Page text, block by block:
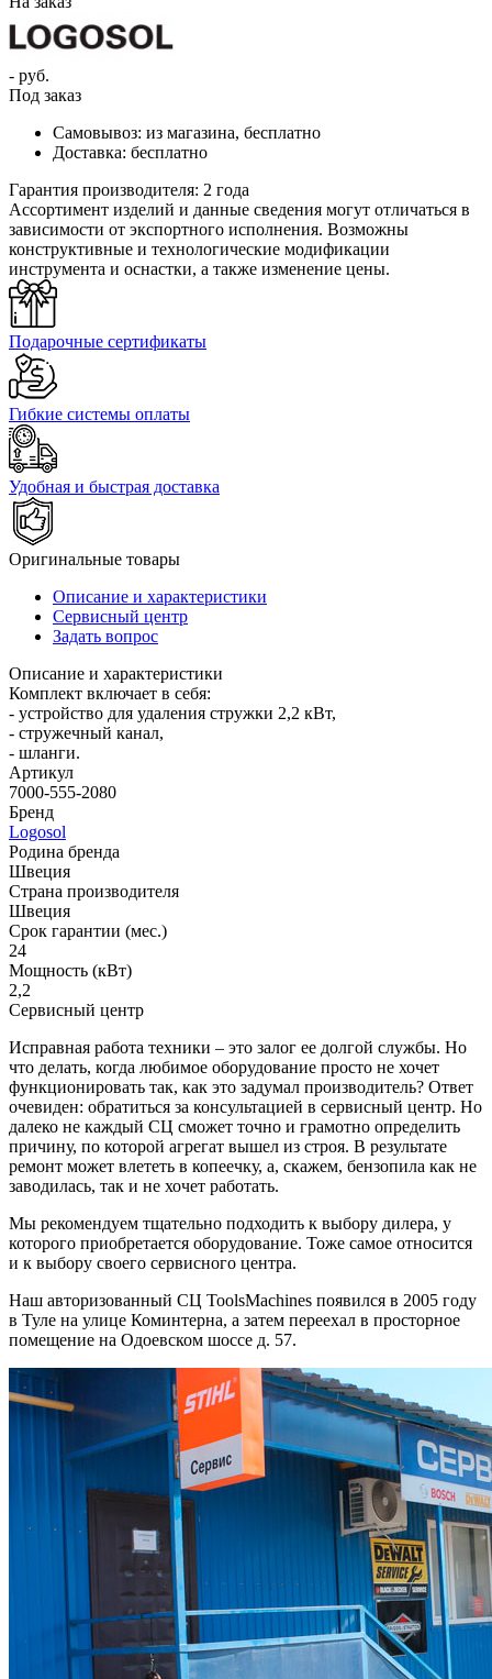
- руб.
Под заказ
Самовывоз: из магазина, бесплатно
Доставка: бесплатно
Гарантия производителя: 2 года
Ассортимент изделий и данные сведения могут отличаться в
зависимости от экспортного исполнения. Возможны
конструктивные и технологические модификации
инструмента и оснастки, а также изменение цены.
Подарочные сертификаты
Гибкие системы оплаты
Удобная и быстрая доставка
Оригинальные товары
Описание и характеристики
Сервисный центр
Задать вопрос
Описание и характеристики
Комплект включает в себя:
- устройство для удаления стружки 2,2 кВт,
- стружечный канал,
- шланги.
Артикул
7000-555-2080
Бренд
Logosol
Родина бренда
Швеция
Страна производителя
Швеция
Срок гарантии (мес.)
24
Мощность (кВт)
2,2
Сервисный центр
Исправная работа техники – это залог ее долгой службы. Но
что делать, когда любимое оборудование просто не хочет
функционировать так, как это задумал производитель? Ответ
очевиден: обратиться за консультацией в сервисный центр. Но
далеко не каждый СЦ сможет точно и грамотно определить
причину, по которой агрегат вышел из строя. В результате
ремонт может влететь в копеечку, а, скажем, бензопила как не
заводилась, так и не хочет работать.
Мы рекомендуем тщательно подходить к выбору дилера, у
которого приобретается оборудование. Тоже самое относится
и к выбору своего сервисного центра.
Наш авторизованный СЦ ToolsMachines появился в 2005 году
в Туле на улице Коминтерна, а затем переехал в просторное
помещение на Одоевском шоссе д. 57.